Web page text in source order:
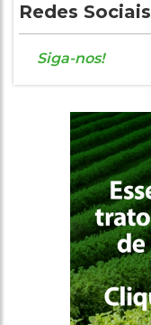
Redes Sociais
Siga-nos!